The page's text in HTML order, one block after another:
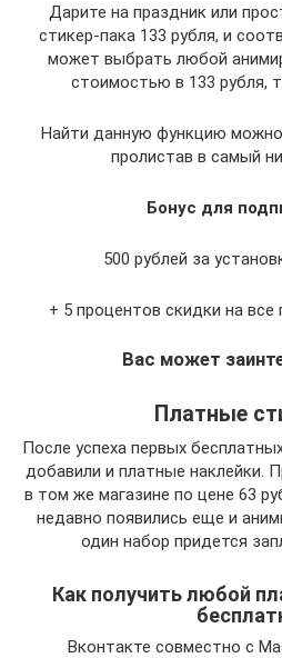
Дарите на праздник или
стикер-пака 133 рубля, и
может выбрать любой
стоимостью в 133 рубля,
Найти данную функцию можно
пролистав в самый
Бонус для
500 рублей за
+ 5 процентов скидки на все
Вас может
Платные
После успеха первых
добавили и платные наклейки.
в том же магазине по цене 63
недавно появились еще и
один набор придется
Как получить любой
Вконтакте совместно с